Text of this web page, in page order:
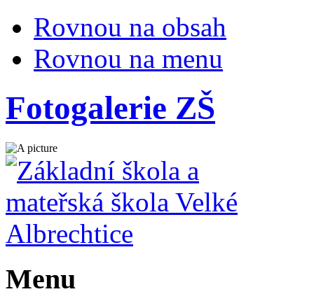
Rovnou na obsah
Rovnou na menu
Fotogalerie ZŠ
Menu